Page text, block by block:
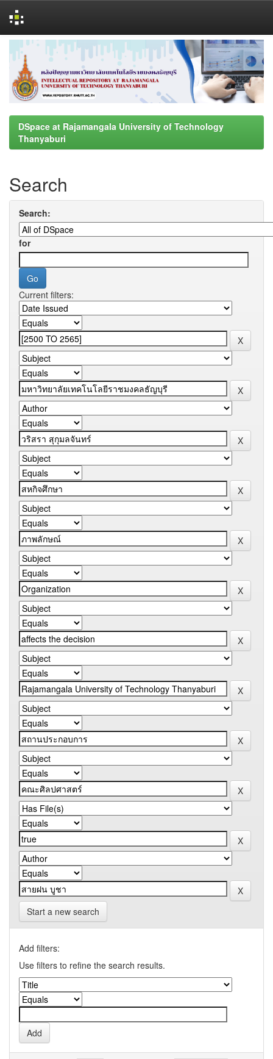
navigation
DSpace at Rajamangala University of Technology
Thanyaburi
Search
Search:
for
Current filters:
Start a new search
Add filters:
Use filters to refine the search results.